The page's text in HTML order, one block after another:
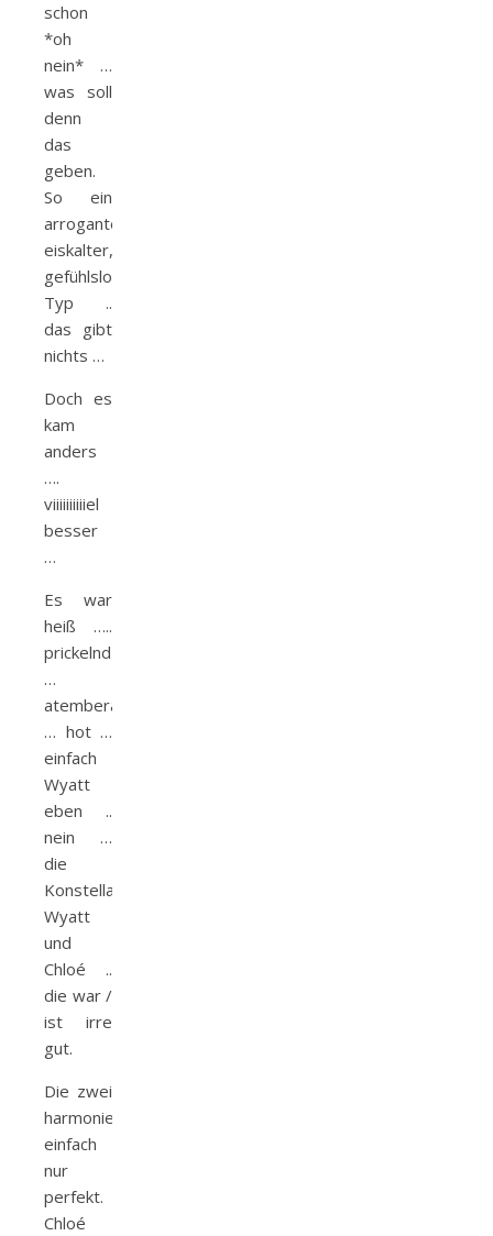
schon
*oh
nein* …
was soll
denn
das
geben.
So ein
arroganter,
eiskalter,
gefühlsloser
Typ ..
das gibt
nichts …
Doch es
kam
anders
….
viiiiiiiiiiel
besser
…
Es war
heiß …..
prickelnd
…
atemberaubend
… hot …
einfach
Wyatt
eben ..
nein …
die
Konstellation
Wyatt
und
Chloé ..
die war /
ist irre
gut.
Die zwei
harmonieren
einfach
nur
perfekt.
Chloé